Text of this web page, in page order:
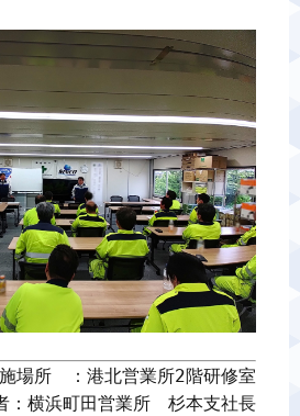
場所　：港北営業所2階研修室
：横浜町田営業所　杉本支社長